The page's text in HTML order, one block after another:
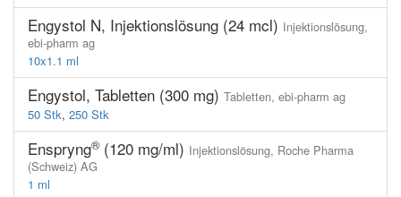
Engystol N, Injektionslösung (24 mcl) Injektionslösung,
ebi-pharm ag
10x1.1 ml
Engystol, Tabletten (300 mg) Tabletten, ebi-pharm ag
50 Stk, 250 Stk
Enspryng® (120 mg/ml) Injektionslösung, Roche Pharma
(Schweiz) AG
1 ml